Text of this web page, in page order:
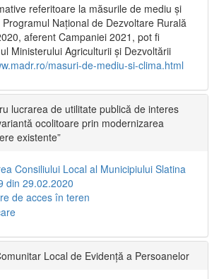
referitoare la măsurile de mediu și
Național de Dezvoltare Rurală
aferent Campaniei 2021, pot fi
Ministerului Agriculturii și Dezvoltării
masuri-de-mediu-si-clima.html
lucrarea de utilitate publică de interes
ocolitoare prin modernizarea
existente”
Consiliului Local al Municipiului Slatina
din 29.02.2020
de acces în teren
Local de Evidență a Persoanelor